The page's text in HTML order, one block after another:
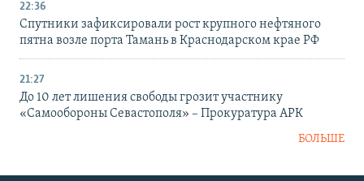
22:36
Спутники зафиксировали рост крупного нефтяного
пятна возле порта Тамань в Краснодарском крае РФ
21:27
До 10 лет лишения свободы грозит участнику
«Самообороны Севастополя» – Прокуратура АРК
БОЛЬШЕ